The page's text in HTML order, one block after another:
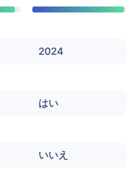
2024
はい
いいえ